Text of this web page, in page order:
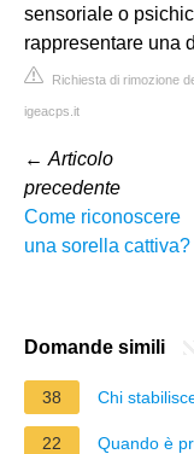
sensoriale o
rappresentare una
Richiesta di rimozione
igeacps.it
← Articolo
precedente
Come riconoscere
una sorella cattiva?
Domande simili
38 Chi
22 Quando è